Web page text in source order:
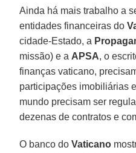
Ainda há mais trabalho a
entidades financeiras do
cidade-Estado, a
missão) e a APSA, o
finanças vaticano,
participações imobiliárias
mundo precisam ser
dezenas de contratos e
O banco doVaticano